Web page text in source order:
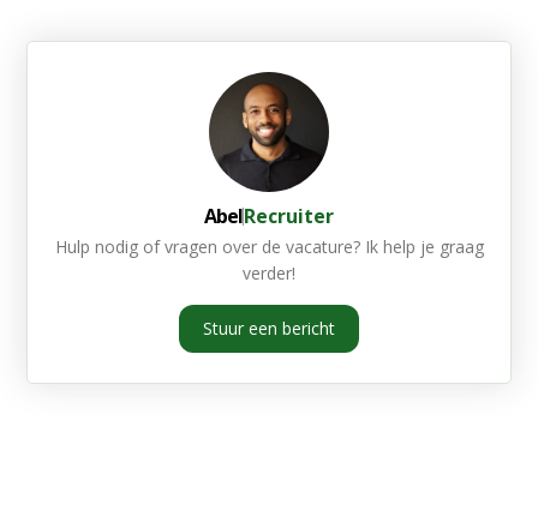
AbelRecruiter
Hulp nodig of vragen over de vacature? Ik help je graag
verder!
Stuur een bericht